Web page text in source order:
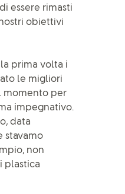
essere rimasti
obiettivi
prima volta i
le migliori
momento per
impegnativo.
data
stavamo
non
plastica